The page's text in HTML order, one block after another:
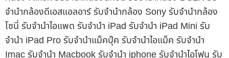
จำนำกล้องดีเอสแอลอาร์ รับจำนำกล้อง Sony รับจำนำกล้อง
โซนี่ รับจำนำไอแพด รับจำนำ iPad รับจำนำ iPad Mini รับ
จำนำ iPad Pro รับจำนำแม็คบุ๊ค รับจำนำไอแม็ค รับจำนำ
Imac รับจำนำ Macbook รับจำนำ iphone รับจำนำไอโฟน รับ